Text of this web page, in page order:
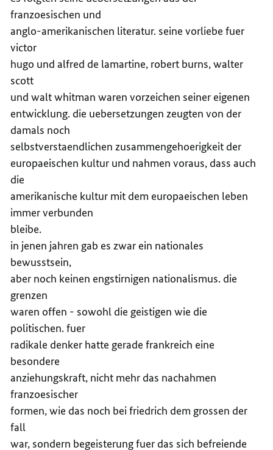
franzoesischen und
anglo-amerikanischen literatur. seine vorliebe fuer
victor
hugo und alfred de lamartine, robert burns, walter
scott
und walt whitman waren vorzeichen seiner eigenen
entwicklung. die uebersetzungen zeugten von der
damals noch
selbstverstaendlichen zusammengehoerigkeit der
europaeischen kultur und nahmen voraus, dass auch
die
amerikanische kultur mit dem europaeischen leben
immer verbunden
bleibe.
in jenen jahren gab es zwar ein nationales
bewusstsein,
aber noch keinen engstirnigen nationalismus. die
grenzen
waren offen - sowohl die geistigen wie die
politischen. fuer
radikale denker hatte gerade frankreich eine
besondere
anziehungskraft, nicht mehr das nachahmen
franzoesischer
formen, wie das noch bei friedrich dem grossen der
fall
war, sondern begeisterung fuer das sich befreiende